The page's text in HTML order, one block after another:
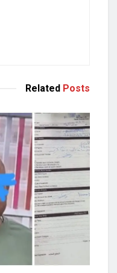
Related Posts